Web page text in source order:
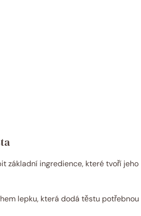
základní ingredience, které tvoří jeho
lepku, která dodá těstu potřebnou